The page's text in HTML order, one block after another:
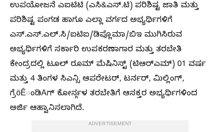
ಉಪಯೋಜನೆ ಎಐಟಿಟಿ (ಎಸಿ&ಎಸ್.ಟಿ) ಪರಿಶಿಷ್ಟ ಜಾತಿ ಮತ್ತು
ಪರಿಶಿಷ್ಟ ಪಂಗಡ ಹಾಗೂ ಎಲ್ಲಾ ವರ್ಗದ ಅಭ್ಯರ್ಥಿಗಳಿಗೆ
ಎಸ್.ಎಸ್.ಎಲ್.ಸಿ/ಐಟಿಐ/ಡಿಪ್ಲೊಮಾ/ಬಿಇ ಮುಗಿಸಿರುವ
ಅಭ್ಯರ್ಥಿಗಳಿಗೆ ಸರ್ಕಾರಿ ಉಪಕರಣಾಗಾರ ಮತ್ತು ತರಬೇತಿ
ಕೇಂದ್ರದಲ್ಲಿ ಟೂಲ್ ರೂಮ್ ಮೆಷಿನಿಸ್ಟ್ (ಟಿಆರ್‌ಎಮ್) 01 ವರ್ಷ
ಮತ್ತು 4 ತಿಂಗಳ ಸಿಎನ್ಸಿ ಆಪರೇಟರ್, ಟರ್ನರ್, ಮಿಲ್ಲಿಂಗ್,
ಗ್ರೆöÊಂಡಿAಗ್ ಕೋರ್ಸ್ಗಳ ತರಬೇತಿಗೆ ಆಸಕ್ತರ ಅಭ್ಯರ್ಥಿಗಳಿಂದ
ಅರ್ಜಿ ಆಹ್ವಾನಿಸಲಾಗಿದೆ.
ADVERTISEMENT